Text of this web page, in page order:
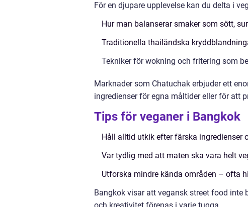
För en djupare upplevelse kan du delta i
Hur man balanserar smaker som sött,
Traditionella thailändska
Tekniker för wokning och fritering som
Marknader som Chatuchak erbjuder ett
ingredienser för egna måltider eller för att
Tips för veganer i Bangkok
Håll alltid utkik efter färska ingredienser
Var tydlig med att maten ska vara helt
Utforska mindre kända områden – ofta
Bangkok visar att vegansk street food inte